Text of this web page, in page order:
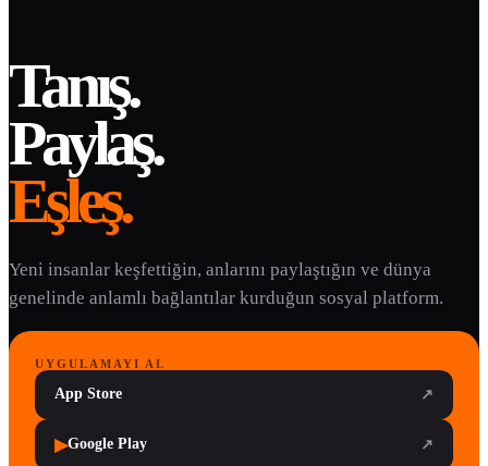
Tanış.
Paylaş.
Eşleş.
Yeni insanlar keşfettiğin, anlarını paylaştığın ve dünya
genelinde anlamlı bağlantılar kurduğun sosyal platform.
UYGULAMAYI AL
App Store ↗
▶Google Play ↗